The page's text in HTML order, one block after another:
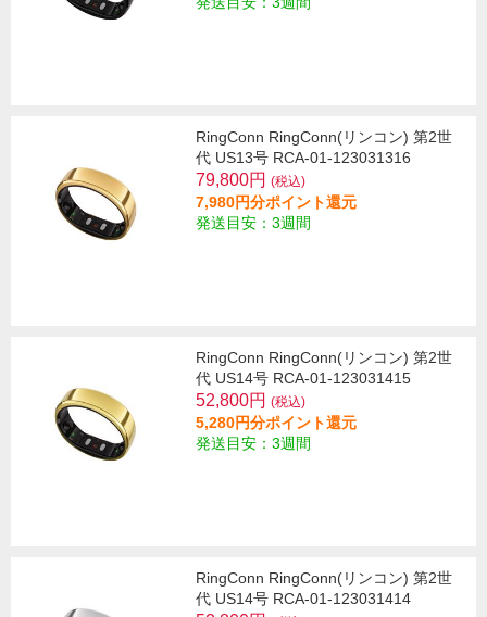
RingConn RingConn(リンコン) 第2世
代 US13号 RCA-01-123031316
79,800円 (税込)
7,980円分ポイント還元
発送目安：3週間
RingConn RingConn(リンコン) 第2世
代 US14号 RCA-01-123031415
52,800円 (税込)
5,280円分ポイント還元
発送目安：3週間
RingConn RingConn(リンコン) 第2世
代 US14号 RCA-01-123031414